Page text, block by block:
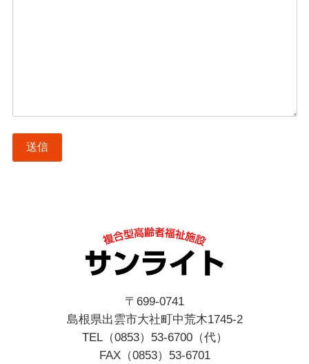
〒699-0741
島根県出雲市大社町中荒木1745-2
TEL（0853）53-6700（代）
FAX（0853）53-6701